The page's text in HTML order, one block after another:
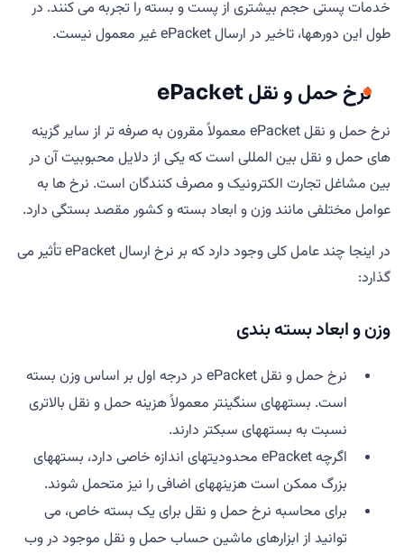
خدمات پستی حجم بیشتری از پست و بسته را تجربه می کنند. در
طول این دورهها، تاخیر در ارسال ePacket غیر معمول نیست.
نرخ حمل و نقل ePacket
نرخ حمل و نقل ePacket معمولاً مقرون به صرفه تر از سایر گزینه
های حمل و نقل بین المللی است که یکی از دلایل محبوبیت آن در
بین مشاغل تجارت الکترونیک و مصرف کنندگان است. نرخ ها به
عوامل مختلفی مانند وزن و ابعاد بسته و کشور مقصد بستگی دارد.
در اینجا چند عامل کلی وجود دارد که بر نرخ ارسال ePacket تأثیر می
گذارد:
وزن و ابعاد بسته بندی
نرخ حمل و نقل ePacket در درجه اول بر اساس وزن بسته
است. بستههای سنگینتر معمولاً هزینه حمل و نقل بالاتری
نسبت به بستههای سبکتر دارند.
اگرچه ePacket محدودیتهای اندازه خاصی دارد، بستههای
بزرگ ممکن است هزینههای اضافی را نیز متحمل شوند.
برای محاسبه نرخ حمل و نقل برای یک بسته خاص، می
توانید از ابزارهای ماشین حساب حمل و نقل موجود در وب